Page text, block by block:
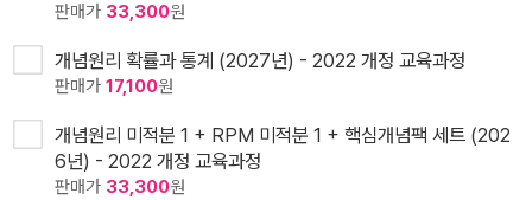
판매가 33,300원
개념원리 확률과 통계 (2027년) - 2022 개정 교육과정
판매가 17,100원
개념원리 미적분 1 + RPM 미적분 1 + 핵심개념팩 세트 (202
6년) - 2022 개정 교육과정
판매가 33,300원